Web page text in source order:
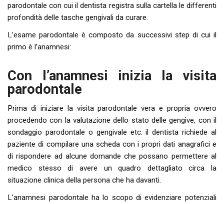
parodontale con cui il dentista registra sulla cartella le differenti
profondità delle tasche gengivali da curare.
L’esame parodontale è composto da successivi step di cui il
primo è l’anamnesi:
Con l’anamnesi inizia la visita
parodontale
Prima di iniziare la visita parodontale vera e propria ovvero
procedendo con la valutazione dello stato delle gengive, con il
sondaggio parodontale o gengivale etc. il dentista richiede al
paziente di compilare una scheda con i propri dati anagrafici e
di rispondere ad alcune domande che possano permettere al
medico stesso di avere un quadro dettagliato circa la
situazione clinica della persona che ha davanti.
L’anamnesi parodontale ha lo scopo di evidenziare potenziali